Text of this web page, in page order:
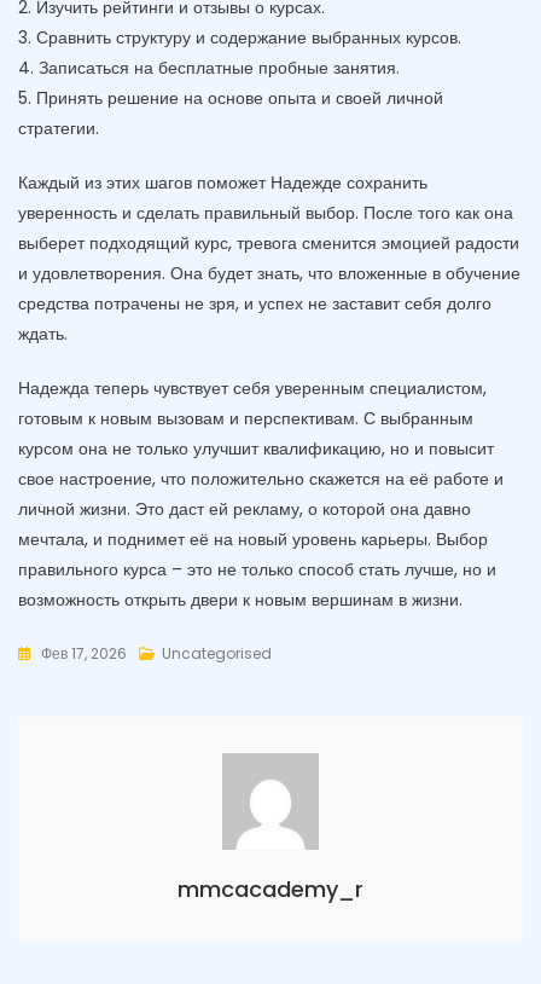
2. Изучить рейтинги и отзывы о курсах.
3. Сравнить структуру и содержание выбранных курсов.
4. Записаться на бесплатные пробные занятия.
5. Принять решение на основе опыта и своей личной
стратегии.
Каждый из этих шагов поможет Надежде сохранить
уверенность и сделать правильный выбор. После того как она
выберет подходящий курс, тревога сменится эмоцией радости
и удовлетворения. Она будет знать, что вложенные в обучение
средства потрачены не зря, и успех не заставит себя долго
ждать.
Надежда теперь чувствует себя уверенным специалистом,
готовым к новым вызовам и перспективам. С выбранным
курсом она не только улучшит квалификацию, но и повысит
свое настроение, что положительно скажется на её работе и
личной жизни. Это даст ей рекламу, о которой она давно
мечтала, и поднимет её на новый уровень карьеры. Выбор
правильного курса – это не только способ стать лучше, но и
возможность открыть двери к новым вершинам в жизни.
Фев 17, 2026 Uncategorised
mmcacademy_r